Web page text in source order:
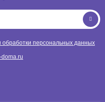
обработки персональных данных